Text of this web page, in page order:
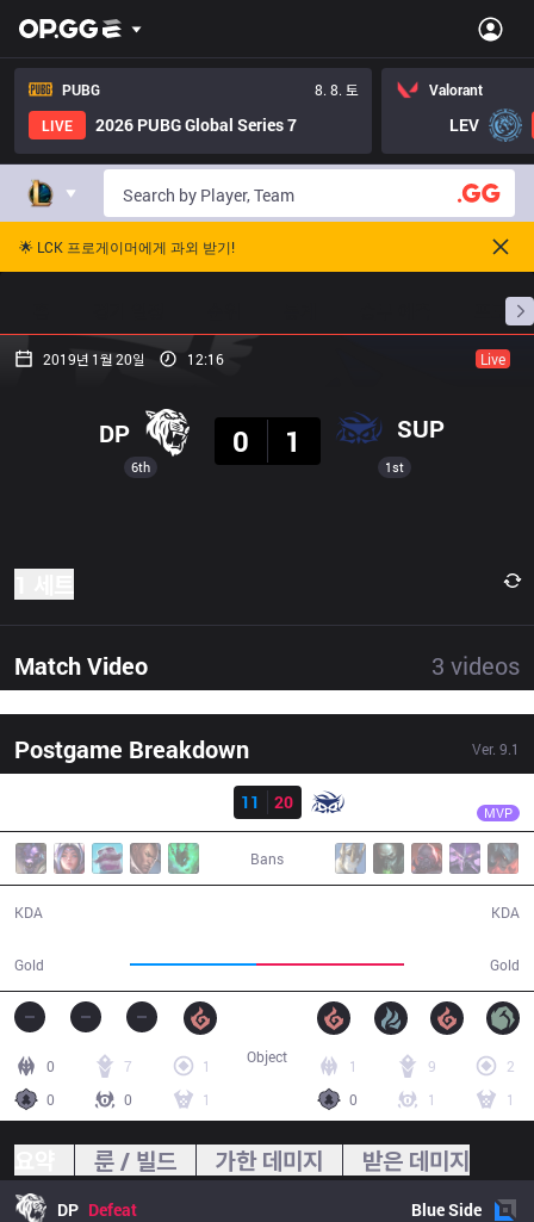
PUBG
8. 8. 토
LIVE
2026 PUBG Global Series 7
Valorant
LEV
🌟 LCK 프로게이머에게 과외 받기!
프로빌
2019년 1월 20일 12:16 Live
6th
DP
0
1 SUP
1st
Match Video 3 videos
Postgame Breakdown Ver. 9.1
11
20 MVP
Bans
KDA
Gold Gold
KDA
0 7
1
0
0 1
1 9
2
0
1 1
Object
룬 / 빌드 가한 데미지 받은 데미지
DP Defeat BlueSide